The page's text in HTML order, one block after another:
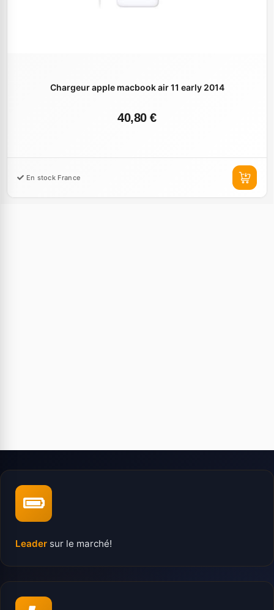
Chargeur apple macbook air 11 early 2014
40,80 €
En stock France
Leader sur le marché!